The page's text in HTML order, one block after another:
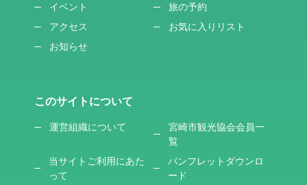
イベント
旅の予約
アクセス
お気に入りリスト
お知らせ
このサイトについて
運営組織について
宮崎市観光協会会員一
覧
当サイトご利用にあた
って
パンフレットダウンロ
ード